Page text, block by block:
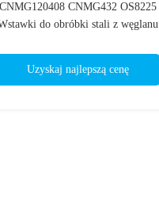
CNMG432 OS8225
do obróbki stali z węglanu
Uzyskaj najlepszą cenę